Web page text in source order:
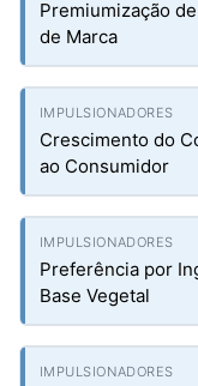
Premiumização
de Marca
Crescimento do
ao Consumidor
Preferência por
Base Vegetal